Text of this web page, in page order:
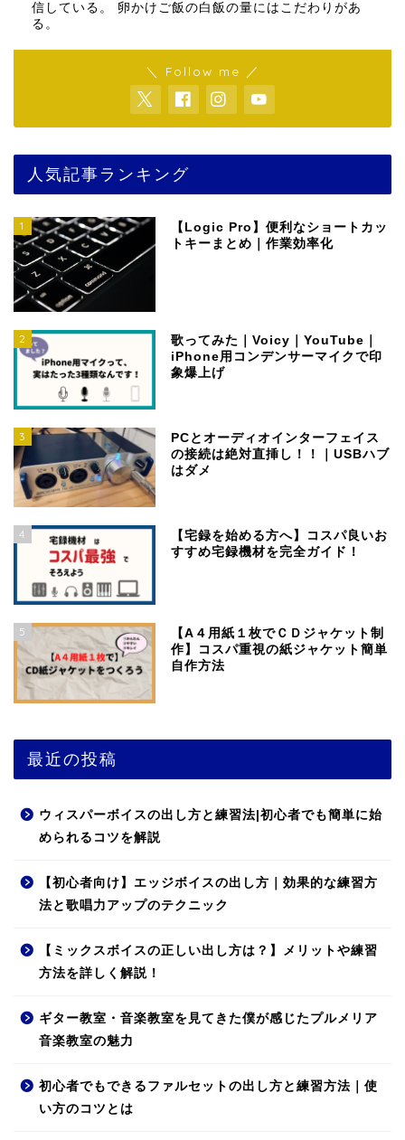
信している。 卵かけご飯の白飯の量にはこだわりがあ
る。
＼ Follow me ／
人気記事ランキング
1
【Logic Pro】便利なショートカッ
トキーまとめ｜作業効率化
2
歌ってみた｜Voicy｜YouTube｜
iPhone用コンデンサーマイクで印
象爆上げ
3
PCとオーディオインターフェイス
の接続は絶対直挿し！！｜USBハブ
はダメ
4
【宅録を始める方へ】コスパ良いお
すすめ宅録機材を完全ガイド！
5
【A４用紙１枚でＣＤジャケット制
作】コスパ重視の紙ジャケット簡単
自作方法
最近の投稿
ウィスパーボイスの出し方と練習法|初心者でも簡単に始
められるコツを解説
【初心者向け】エッジボイスの出し方｜効果的な練習方
法と歌唱力アップのテクニック
【ミックスボイスの正しい出し方は？】メリットや練習
方法を詳しく解説！
ギター教室・音楽教室を見てきた僕が感じたプルメリア
音楽教室の魅力
初心者でもできるファルセットの出し方と練習方法｜使
い方のコツとは